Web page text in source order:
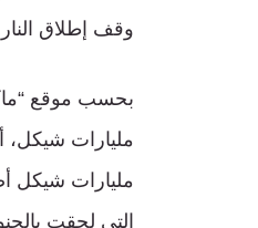
وقف إطلاق
مليارات شيكل
التي لحقت